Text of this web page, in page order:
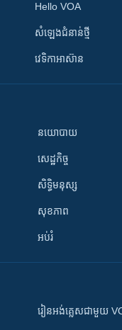
Hello VOA
សំឡេង​ជំនាន់​ថ្មី
វេទិកា​អាស៊ាន
នយោបាយ
សេដ្ឋកិច្ច
សិទ្ធិមនុស្ស
សុខភាព
អប់រំ
រៀន​​​​​​អង់គ្លេស​​ជាមួយ